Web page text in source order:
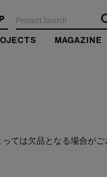
MAGAZINE
ては欠品となる場合がご